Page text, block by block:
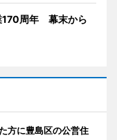
170周年 幕末から
方に豊島区の公営住